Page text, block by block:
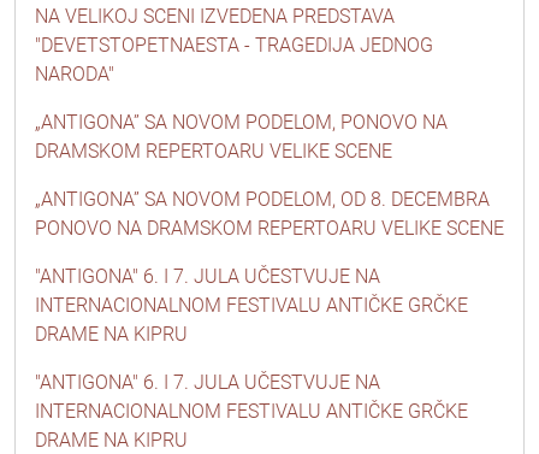
NA VELIKOJ SCENI IZVEDENA PREDSTAVA
"DEVETSTOPETNAESTA - TRAGEDIJA JEDNOG
NARODA"
„ANTIGONA” SA NOVOM PODELOM, PONOVO NA
DRAMSKOM REPERTOARU VELIKE SCENE
„ANTIGONA” SA NOVOM PODELOM, OD 8. DECEMBRA
PONOVO NA DRAMSKOM REPERTOARU VELIKE SCENE
"ANTIGONA" 6. I 7. JULA UČESTVUJE NA
INTERNACIONALNOM FESTIVALU ANTIČKE GRČKE
DRAME NA KIPRU
"ANTIGONA" 6. I 7. JULA UČESTVUJE NA
INTERNACIONALNOM FESTIVALU ANTIČKE GRČKE
DRAME NA KIPRU